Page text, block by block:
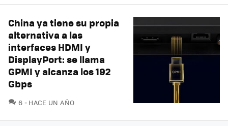
China ya tiene su propia
alternativa a las
interfaces HDMI y
DisplayPort: se llama
GPMI y alcanza los 192
Gbps
6 COMENTARIOS
HACE UN AÑO